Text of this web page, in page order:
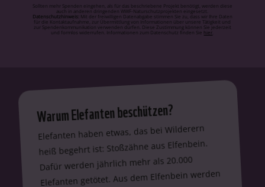
Sollten mehr Spenden eingehen, als für das beschriebene Projekt benötigt, werden diese
auch in anderen dringenden WWF-Naturschutzprojekten eingesetzt.
Datenschutzhinweis:Mit der freiwilligen Datenabgabe stimmen Sie zu, dass wir Ihre Daten
für die Kontaktaufnahme, zur Übermittlung von Informationen über unsere Tätigkeit und
zur Spendenkommunikation verwenden dürfen. Diese Zustimmung können Sie jederzeit
und formlos widerrufen. Informationen zum Datenschutz finden Sie hier
Warum Elefanten beschützen?
Elefanten haben etwas, das bei Wilderern
heiß begehrt ist: Stoßzähne aus Elfenbein.
Dafür werden jährlich mehr als 20.000
Elefanten getötet. Aus dem Elfenbein werden